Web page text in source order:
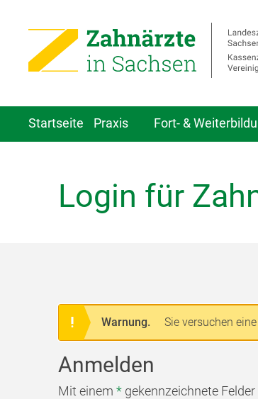
Startseite Praxis Fort- &
Login für
Warnung. Sie versuchen
Anmelden
Mit einem * gekennzeichnete